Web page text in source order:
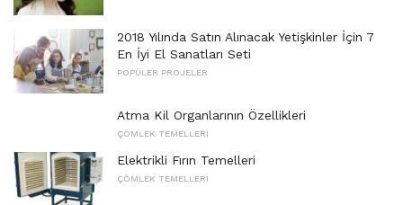
2018 Yılında Satın Alınacak Yetişkinler İçin 7
En İyi El Sanatları Seti
POPÜLER PROJELER
Atma Kil Organlarının Özellikleri
ÇÖMLEK TEMELLERI
Elektrikli Fırın Temelleri
ÇÖMLEK TEMELLERI